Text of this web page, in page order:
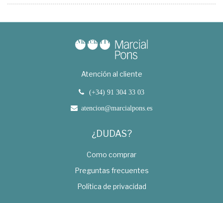
Atención al cliente
(+34) 91 304 33 03
atencion@marcialpons.es
¿DUDAS?
Como comprar
Preguntas frecuentes
Política de privacidad